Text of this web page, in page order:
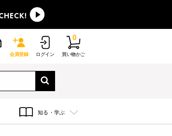
会員登録 ログイン 買い物かご
0
知る・学ぶ